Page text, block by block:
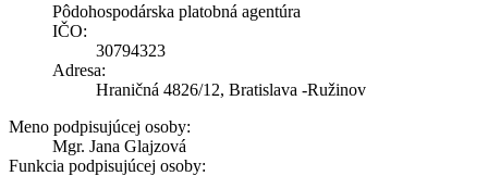
Pôdohospodárska platobná agentúra
IČO:
30794323
Adresa:
Hraničná 4826/12, Bratislava -Ružinov
Meno podpisujúcej osoby:
Mgr. Jana Glajzová
Funkcia podpisujúcej osoby: